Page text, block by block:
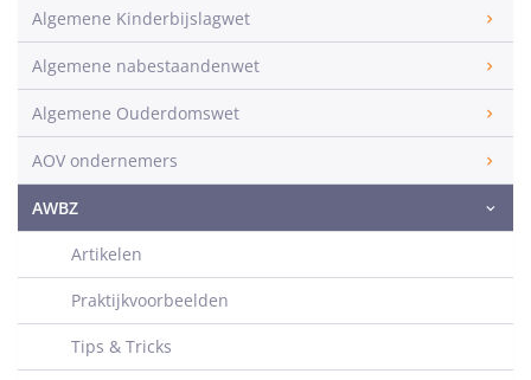
Algemene Kinderbijslagwet
Algemene nabestaandenwet
Algemene Ouderdomswet
AOV ondernemers
AWBZ
Artikelen
Praktijkvoorbeelden
Tips & Tricks